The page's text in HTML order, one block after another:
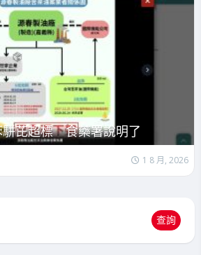
駢芘超標 食藥署說明了
1 8 月, 2026
查詢